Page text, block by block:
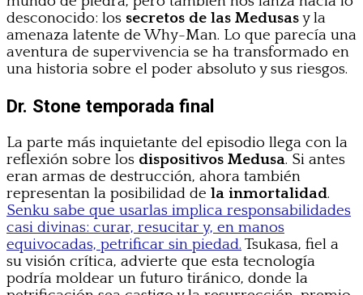
desconocido: los secretos de las Medusasy la
amenaza latente de Why-Man. Lo que parecía una
aventura de supervivencia se ha transformado en
una historia sobre el poder absoluto y sus riesgos.
Dr. Stone temporada final
La parte más inquietante del episodio llega con la
reflexión sobre los dispositivos Medusa. Si antes
eran armas de destrucción, ahora también
representan la posibilidad de la inmortalidad.
Senku sabe que usarlas implica responsabilidades
casi divinas: curar, resucitar y, en manos
equivocadas, petrificar sin piedad. Tsukasa, fiel a
su visión crítica, advierte que esta tecnología
podría moldear un futuro tiránico, donde la